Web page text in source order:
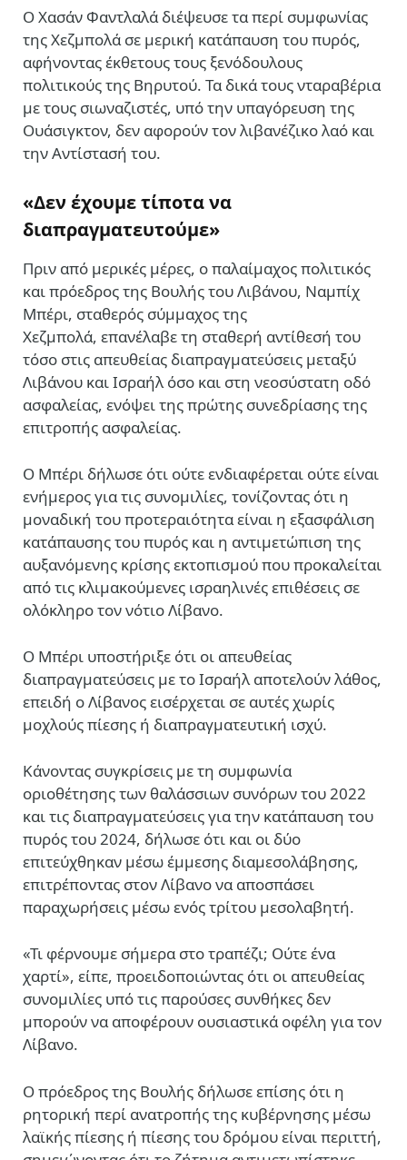
Ο Χασάν Φαντλαλά διέψευσε τα περί συμφωνίας
της Χεζμπολά σε μερική κατάπαυση του πυρός,
αφήνοντας έκθετους τους ξενόδουλους
πολιτικούς της Βηρυτού. Τα δικά τους νταραβέρια
με τους σιωναζιστές, υπό την υπαγόρευση της
Ουάσιγκτον, δεν αφορούν τον λιβανέζικο λαό και
την Αντίστασή του.
«Δεν έχουμε τίποτα να
διαπραγματευτούμε»
Πριν από μερικές μέρες, ο παλαίμαχος πολιτικός
και πρόεδρος της Βουλής του Λιβάνου, Ναμπίχ
Μπέρι, σταθερός σύμμαχος της
Χεζμπολά, επανέλαβε τη σταθερή αντίθεσή του
τόσο στις απευθείας διαπραγματεύσεις μεταξύ
Λιβάνου και Ισραήλ όσο και στη νεοσύστατη οδό
ασφαλείας, ενόψει της πρώτης συνεδρίασης της
επιτροπής ασφαλείας.
Ο Μπέρι δήλωσε ότι ούτε ενδιαφέρεται ούτε είναι
ενήμερος για τις συνομιλίες, τονίζοντας ότι η
μοναδική του προτεραιότητα είναι η εξασφάλιση
κατάπαυσης του πυρός και η αντιμετώπιση της
αυξανόμενης κρίσης εκτοπισμού που προκαλείται
από τις κλιμακούμενες ισραηλινές επιθέσεις σε
ολόκληρο τον νότιο Λίβανο.
Ο Μπέρι υποστήριξε ότι οι απευθείας
διαπραγματεύσεις με το Ισραήλ αποτελούν λάθος,
επειδή ο Λίβανος εισέρχεται σε αυτές χωρίς
μοχλούς πίεσης ή διαπραγματευτική ισχύ.
Κάνοντας συγκρίσεις με τη συμφωνία
οριοθέτησης των θαλάσσιων συνόρων του 2022
και τις διαπραγματεύσεις για την κατάπαυση του
πυρός του 2024, δήλωσε ότι και οι δύο
επιτεύχθηκαν μέσω έμμεσης διαμεσολάβησης,
επιτρέποντας στον Λίβανο να αποσπάσει
παραχωρήσεις μέσω ενός τρίτου μεσολαβητή.
«Τι φέρνουμε σήμερα στο τραπέζι; Ούτε ένα
χαρτί», είπε, προειδοποιώντας ότι οι απευθείας
συνομιλίες υπό τις παρούσες συνθήκες δεν
μπορούν να αποφέρουν ουσιαστικά οφέλη για τον
Λίβανο.
Ο πρόεδρος της Βουλής δήλωσε επίσης ότι η
ρητορική περί ανατροπής της κυβέρνησης μέσω
λαϊκής πίεσης ή πίεσης του δρόμου είναι περιττή,